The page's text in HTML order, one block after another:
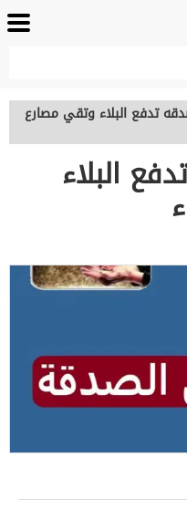
تدفع البلاء وتقي مصارع
البلاء